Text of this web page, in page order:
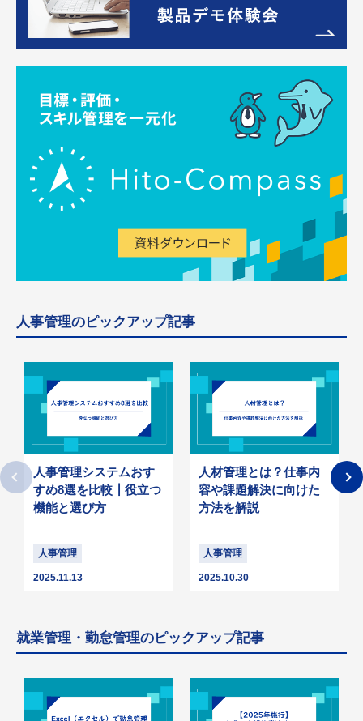
人事管理のピックアップ記事
人事管理システムおす
すめ8選を比較┃役立つ
機能と選び方
人事管理
2025.11.13
人材管理とは？仕事内
容や課題解決に向けた
方法を解説
人事管理
2025.10.30
就業管理・勤怠管理のピックアップ記事